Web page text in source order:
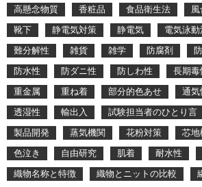
高懸念物質
香粧品 食品衛生法
靴下
静電気対策 静電気 電気泳
難分解性
雑貨 雑学 防腐剤
防水性
防ダニ性 防しわ性 長期
重金属
重ね着 部分的色あせ 通
透湿性
輸出入 試験担当者のひとり言
製品開発
蒸気機関 花粉対策
芯地
色泣き
自由研究 肌着 耐水性
織物名称と特徴
織物とニットの比較